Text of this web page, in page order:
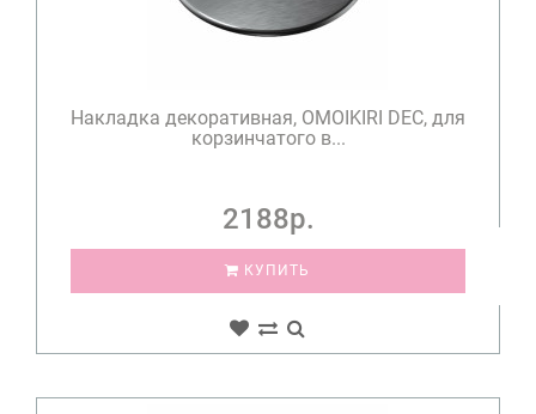
Накладка декоративная, OMOIKIRI DEC, для
корзинчатого в...
2188р.
КУПИТЬ